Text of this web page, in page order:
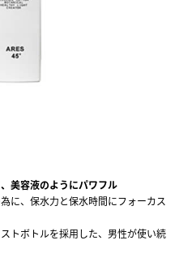
美容液のようにパワフル
に、保水力と保水時間にフォーカス
トボトルを採用した、男性が使い続